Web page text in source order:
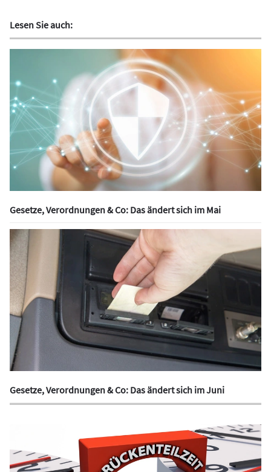
Lesen Sie auch:
Gesetze, Verordnungen & Co: Das ändert sich im Mai
Gesetze, Verordnungen & Co: Das ändert sich im Juni